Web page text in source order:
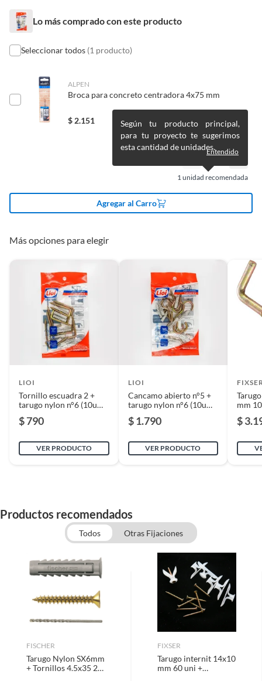
Pinturas de un color a solicitud.
Plantas.
De uso personal.
País de origen
Condicion del
Nuevo
Productos en combo No
TARUGO PALOMA +
TORNILLO PHI 4.0X45 (10U
Metal
Diámetro
Garantía 6 meses
Lo más comprado con este producto
Seleccionar todos (1 producto)
ALPEN
Broca para concreto centradora 4x75 mm
$ 2.151
1unidad recomendada
Según tu producto principal,
para tu proyecto te sugerimos
esta cantidad de unidades.Entendido
Agregar al Carro
Más opciones para elegir
LIOI
Tornillo escuadra 2 +
tarugo nylon n°6 (10u
$ 790
VER PRODUCTO
LIOI
Cancamo abierto n°5 +
tarugo nylon n°6 (10u
$ 1.790
VER PRODUCTO
mm
$
Productos recomendados
Todos Otras Fijaciones
FISCHER
Tarugo Nylon SX6mm
+ Tornillos 4.5x35 20
FIXSER
Tarugo internit 14x10
mm 60 uni +